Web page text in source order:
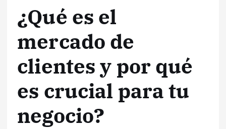
¿Qué es el
mercado de
clientes y por qué
es crucial para tu
negocio?